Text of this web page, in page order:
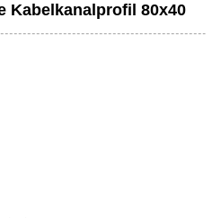
Kabelkanalprofil 80x40